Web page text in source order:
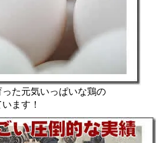
た元気いっぱいな鶏の
ます！